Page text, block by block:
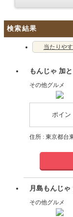
検索結果
当たりや
もんじゃ 加
その他グルメ
ポイン
住所 : 東京都台
月島もんじゃ
その他グルメ